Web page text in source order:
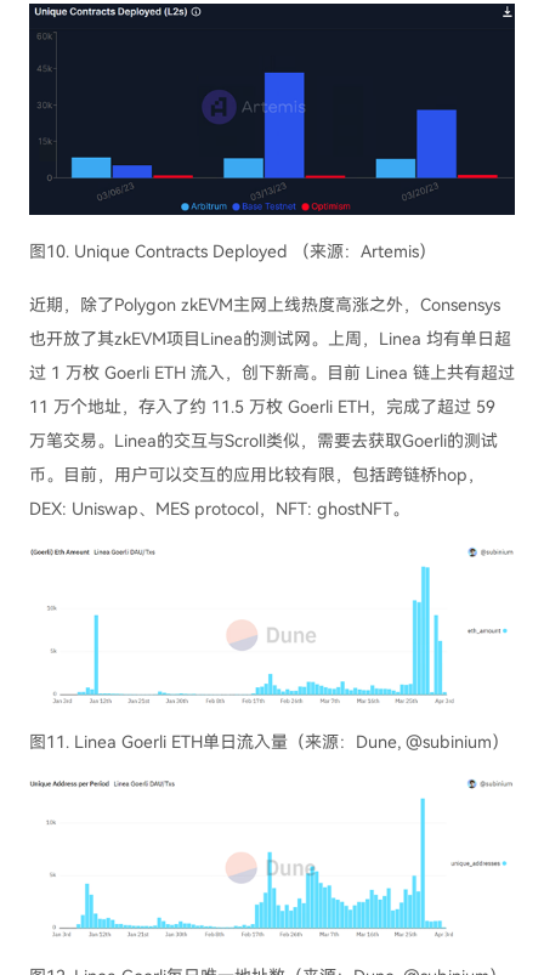
图10. Unique Contracts Deployed （来源：Artemis）
近期，除了Polygon zkEVM主网上线热度高涨之外，Consensys
也开放了其zkEVM项目Linea的测试网。上周，Linea 均有单日超
过 1 万枚 Goerli ETH 流入，创下新高。目前 Linea 链上共有超过
11 万个地址，存入了约 11.5 万枚 Goerli ETH，完成了超过 59
万笔交易。Linea的交互与Scroll类似，需要去获取Goerli的测试
币。目前，用户可以交互的应用比较有限，包括跨链桥hop，
DEX: Uniswap、MES protocol，NFT: ghostNFT。
图11. Linea Goerli ETH单日流入量（来源：Dune, @subinium）